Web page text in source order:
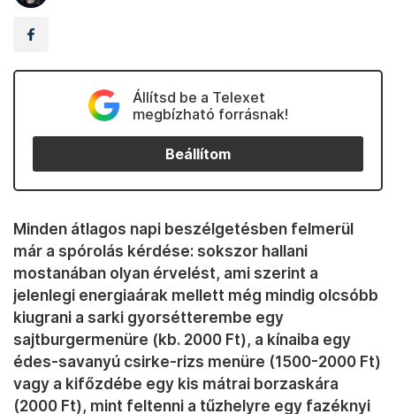
Állítsd be a Telexet
megbízható forrásnak!
Beállítom
Minden átlagos napi beszélgetésben felmerül
már a spórolás kérdése: sokszor hallani
mostanában olyan érvelést, ami szerint a
jelenlegi energiaárak mellett még mindig olcsóbb
kiugrani a sarki gyorsétterembe egy
sajtburgermenüre (kb. 2000 Ft), a kínaiba egy
édes-savanyú csirke-rizs menüre (1500-2000 Ft)
vagy a kifőzdébe egy kis mátrai borzaskára
(2000 Ft), mint feltenni a tűzhelyre egy fazéknyi